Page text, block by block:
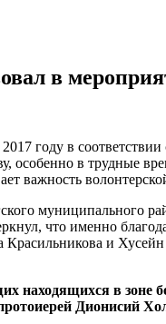
в
году в
особенно в
важность
муниципального
что именно
и
находящихся в
Дионисий